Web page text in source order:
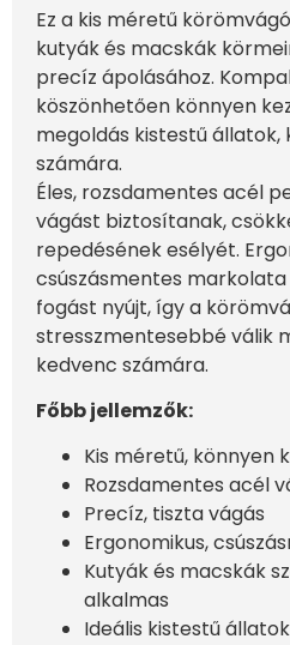
Ez a kis méretű
kutyák és macskák
precíz ápolásához.
köszönhetően könnyen
megoldás kistestű
számára.
Éles, rozsdamentes acél
vágást biztosítanak,
repedésének esélyét.
csúszásmentes
fogást nyújt, így a
stresszmentesebbé válik
kedvenc számára.
Főbb jellemzők:
Kis méretű, könnyen
Rozsdamentes acél
Precíz, tiszta vágás
Ergonomikus,
Kutyák és macskák
alkalmas
Ideális kistestű